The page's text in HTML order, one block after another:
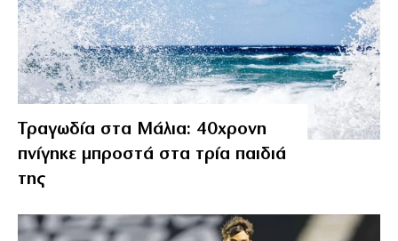
Τραγωδία στα Μάλια: 40χρονη
πνίγηκε μπροστά στα τρία παιδιά
της